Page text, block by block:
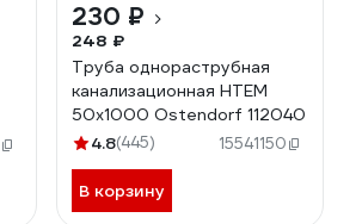
230 ₽
248 ₽
Труба однораструбная
канализационная HTEM
50х1000 Ostendorf 112040
4.8(445) 15541150
В корзину